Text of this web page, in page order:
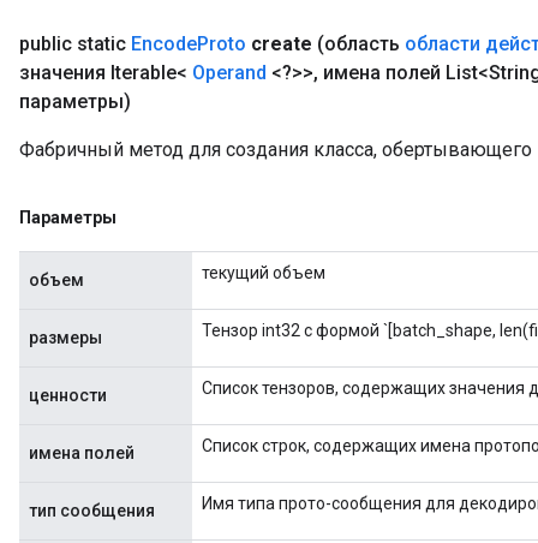
public static EncodeProto create (область области
значения Iterable< Operand <?>>, имена полей
параметры)
Фабричный метод для создания класса,
Параметры
объем текущий объем
размеры Тензор int32 с формой `[batch_shape,
ценности Список тензоров, содержащих значения
имена полей Список строк, содержащих имена
тип сообщения Имя типа прото-сообщения для